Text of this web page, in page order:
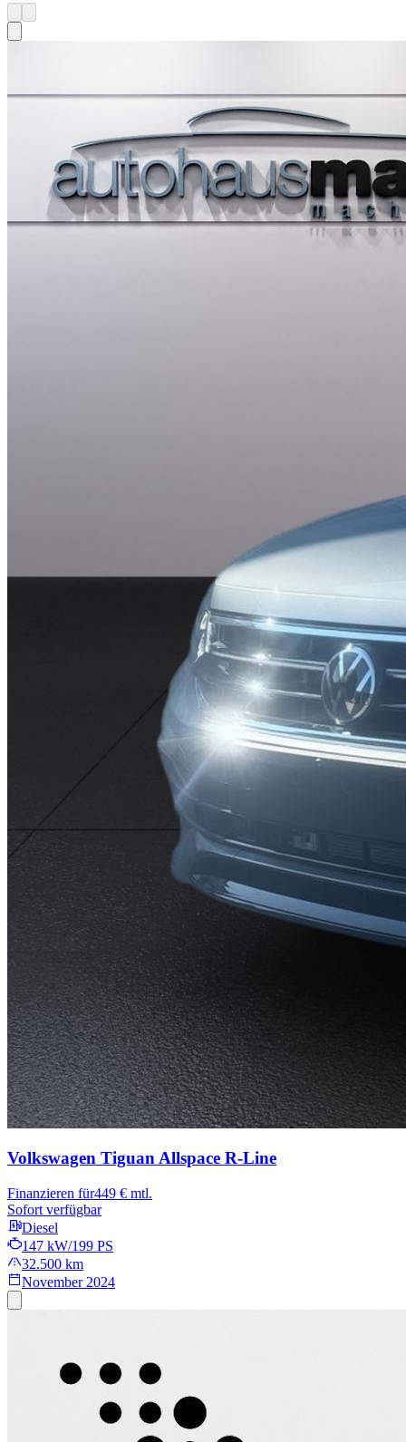
Volkswagen Tiguan Allspace R-Line
Finanzieren für449 € mtl.
Sofort verfügbar
Diesel
147 kW/199 PS
32.500 km
November 2024